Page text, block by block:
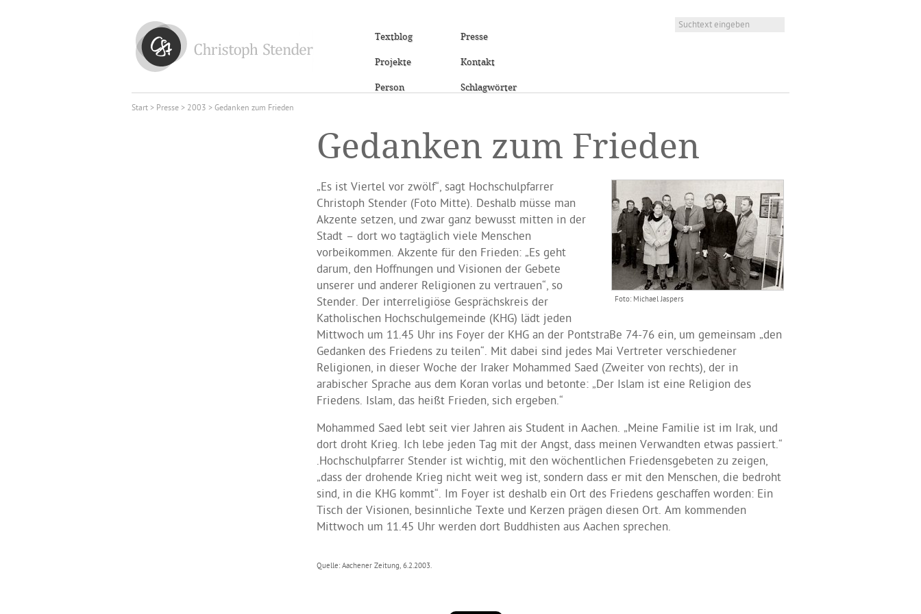
Textblog Presse
Projekte Kontakt
Person Schlagwörter
Start> Presse> 2003 > Gedanken zum Frieden
Gedanken zum Frieden
Foto: Michael Jaspers
„Es ist Viertel vor zwölf“, sagt Hochschulpfarrer
Christoph Stender (Foto Mitte). Deshalb müsse man
Akzente setzen, und zwar ganz bewusst mitten in der
Stadt – dort wo tagtäglich viele Menschen
vorbeikommen. Akzente für den Frieden: „Es geht
darum, den Hoffnungen und Visionen der Gebete
unserer und anderer Religionen zu vertrauen“, so
Stender. Der interreligiöse Gesprächskreis der
Katholischen Hochschulgemeinde (KHG) lädt jeden
Mittwoch um 11.45 Uhr ins Foyer der KHG an der PontstraBe 74-76 ein, um gemeinsam „den
Gedanken des Friedens zu teilen“. Mit dabei sind jedes Mai Vertreter verschiedener
Religionen, in dieser Woche der Iraker Mohammed Saed (Zweiter von rechts), der in
arabischer Sprache aus dem Koran vorlas und betonte: „Der Islam ist eine Religion des
Friedens. Islam, das heißt Frieden, sich ergeben.“
Mohammed Saed lebt seit vier Jahren ais Student in Aachen. „Meine Familie ist im Irak, und
dort droht Krieg. Ich lebe jeden Tag mit der Angst, dass meinen Verwandten etwas passiert.“
.Hochschulpfarrer Stender ist wichtig, mit den wöchentlichen Friedensgebeten zu zeigen,
„dass der drohende Krieg nicht weit weg ist, sondern dass er mit den Menschen, die bedroht
sind, in die KHG kommt“. Im Foyer ist deshalb ein Ort des Friedens geschaffen worden: Ein
Tisch der Visionen, besinnliche Texte und Kerzen prägen diesen Ort. Am kommenden
Mittwoch um 11.45 Uhr werden dort Buddhisten aus Aachen sprechen.
Quelle: Aachener Zeitung, 6.2.2003.